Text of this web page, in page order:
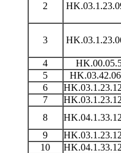
2
3
4
5
6
7
8
9
10